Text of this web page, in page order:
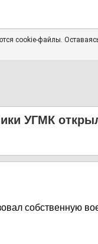
cookie-файлы.
УГМК
собственную